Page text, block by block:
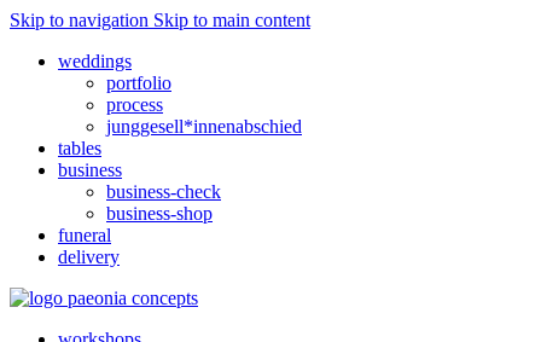
Skip to navigation Skip to main content
weddings
portfolio
process
junggesell*innenabschied
tables
business
business-check
business-shop
funeral
delivery